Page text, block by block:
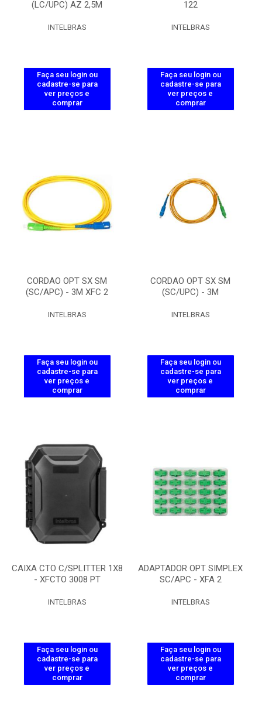
(LC/UPC) AZ 2,5M
INTELBRAS
Faça seu login ou
cadastre-se para
ver preços e
comprar
122
INTELBRAS
Faça seu login ou
cadastre-se para
ver preços e
comprar
CORDAO OPT SX SM
(SC/APC) - 3M XFC 2
INTELBRAS
Faça seu login ou
cadastre-se para
ver preços e
comprar
CORDAO OPT SX SM
(SC/UPC) - 3M
INTELBRAS
Faça seu login ou
cadastre-se para
ver preços e
comprar
CAIXA CTO C/SPLITTER 1X8
- XFCTO 3008 PT
INTELBRAS
Faça seu login ou
cadastre-se para
ver preços e
comprar
ADAPTADOR OPT SIMPLEX
SC/APC - XFA 2
INTELBRAS
Faça seu login ou
cadastre-se para
ver preços e
comprar